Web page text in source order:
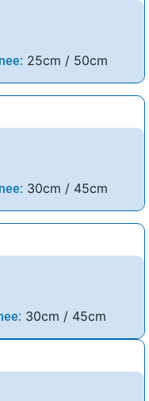
25cm / 50cm
30cm / 45cm
30cm / 45cm